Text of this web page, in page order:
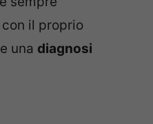
il proprio
una diagnosi